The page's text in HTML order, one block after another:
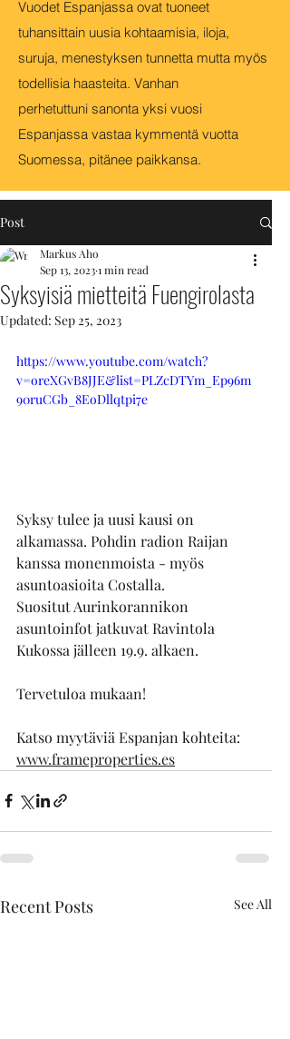
Vuodet Espanjassa ovat tuoneet
tuhansittain uusia kohtaamisia, iloja,
suruja, menestyksen tunnetta mutta myös
todellisia haasteita. Vanhan
perhetuttuni sanonta yksi vuosi
Espanjassa vastaa kymmentä vuotta
Suomessa, pitänee paikkansa.
Post
Syksyisiä mietteitä Fuengirolasta
Markus Aho
Sep 13, 20231 min read
Updated: Sep 25, 2023
https://www.youtube.com/watch?
v=oreXGvB8JJE&list=PLZcDTYm_Ep96m
90ruCGb_8EoDllqtpi7e
Syksy tulee ja uusi kausi on
alkamassa. Pohdin radion Raijan
kanssa monenmoista - myös
asuntoasioita Costalla.
Suositut Aurinkorannikon
asuntoinfot jatkuvat Ravintola
Kukossa jälleen 19.9. alkaen.
Tervetuloa mukaan!
Katso myytäviä Espanjan kohteita:
www.frameproperties.es
Recent Posts See All